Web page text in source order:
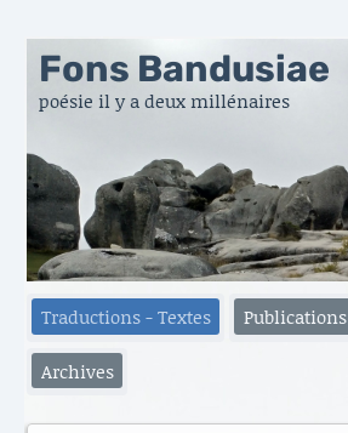
Fons Bandusiae
poésie il y a deux millénaires
Traductions - Textes Publications
Archives